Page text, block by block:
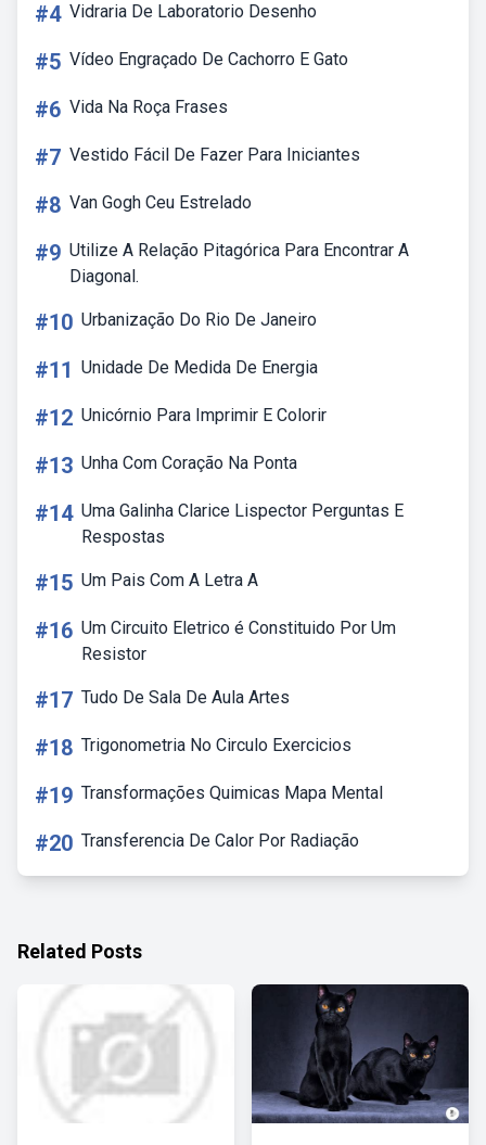
#4 Vidraria De Laboratorio Desenho
#5 Vídeo Engraçado De Cachorro E Gato
#6 Vida Na Roça Frases
#7 Vestido Fácil De Fazer Para Iniciantes
#8 Van Gogh Ceu Estrelado
#9 Utilize A Relação Pitagórica Para Encontrar A
Diagonal.
#10 Urbanização Do Rio De Janeiro
#11 Unidade De Medida De Energia
#12 Unicórnio Para Imprimir E Colorir
#13 Unha Com Coração Na Ponta
#14 Uma Galinha Clarice Lispector Perguntas E
Respostas
#15 Um Pais Com A Letra A
#16 Um Circuito Eletrico é Constituido Por Um
Resistor
#17 Tudo De Sala De Aula Artes
#18 Trigonometria No Circulo Exercicios
#19 Transformações Quimicas Mapa Mental
#20 Transferencia De Calor Por Radiação
Related Posts